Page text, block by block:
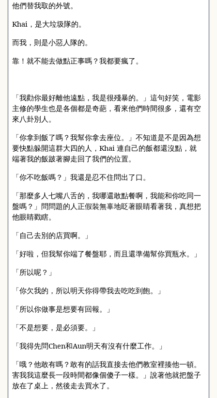
他們替我取的外號。
Khai ，是大垃圾隊的。
而我，則是小惡人隊的。
靠！就不能去做點正事嗎？我都要瘋了。
「我勸你最好離他遠點，我是很殘暴的。」這句好笑，電影
主修的學生也是各個都是奇葩，看來他們時間很多，還有空
來八卦別人。
「你拿到飯了嗎？我幫你拿去座位。」不知道是不是因為想
要快點躲開這群大四的人， Khai 連自己的飯都還沒點，就
端著我的飯跛著腳走回了我們的位置。
「你不吃飯嗎？」我還是忍不住問出了口。
「那麼多人七嘴八舌的，我哪還敢點餐啊，我能和你吃同一
盤嗎？」問問題的人正假裝無辜地眨著眼睛看著我，真想把
他眼睛戳瞎。
「自己去別的店買啊。」
「好啦，但我幫你端了餐盤耶，而且還準備幫你買瓶水。」
「所以呢？」
「你欠我的，所以明天你得帶我去吃吃到飽。」
「所以你做事是想要有回報。」
「不是想要，是必須要。」
「我得先問Chen和Aun明天有沒有什麼工作。」
「哦？他敢有嗎？敢有的話我直接去他們教室裡揍他一頓。
害我我這麼長一段時間都像個傻子一樣。」說著他就把盤子
放在了桌上，然後走去買水了。